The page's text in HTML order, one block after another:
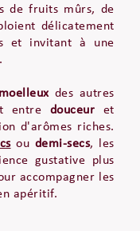
de fruits mûrs, de
délicatement
et invitant à une
des autres
entre douceur et
d'arômes riches.
ou demi-secs, les
gustative plus
accompagner les
apéritif.